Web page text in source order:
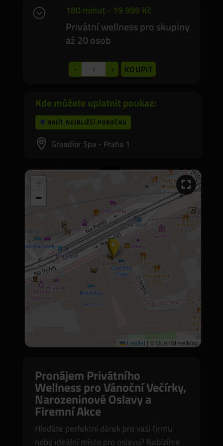
Jak poukaz využít
; 180 minut - 19 999 Kč
Privátní wellness pro skupiny
až 20 osob
- + KOUPIT
Kde můžete uplatnit poukaz:
NAJÍT NEJBLIŽŠÍ POBOČKU
 Grandior Spa - Praha 1
−
Leaflet | © OpenStreetMap
Pronájem Privátního
Wellness pro Vánoční Večírky,
Narozeninové Oslavy a
Firemní Akce
Hledáte perfektní dárek pro vaši firmu
nebo ideální místo pro oslavu? Nabízíme